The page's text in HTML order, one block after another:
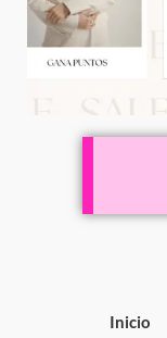
Inicio